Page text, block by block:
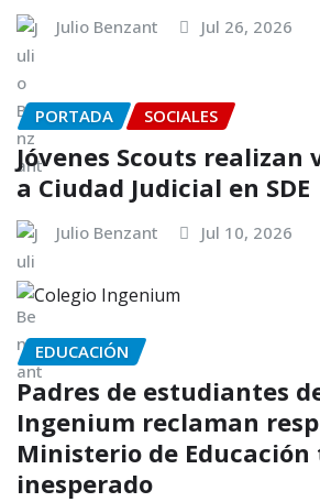
Julio Benzant Jul 26, 2026
PORTADA SOCIALES
Jóvenes Scouts
a Ciudad Judicial en SDE
Julio Benzant Jul 10, 2026
EDUCACIÓN
Padres de estudiantes
Ingenium reclaman
Ministerio de
inesperado